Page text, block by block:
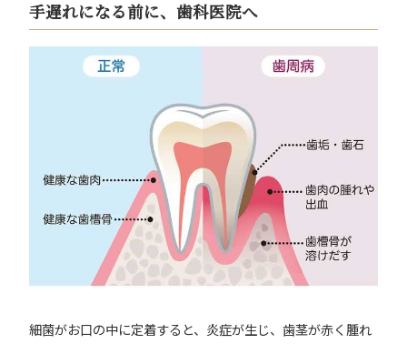
手遅れになる前に、歯科医院へ
細菌がお口の中に定着すると、炎症が生じ、歯茎が赤く腫れ